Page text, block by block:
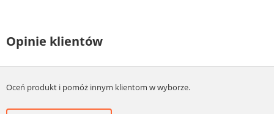
Opinie klientów
Oceń produkt i pomóż innym klientom w wyborze.